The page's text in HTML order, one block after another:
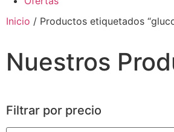
Inicio / Productos etiquetados
Nuestros
Filtrar por precio